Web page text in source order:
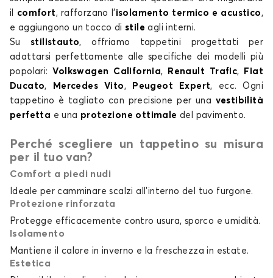
il comfort, rafforzano l’ isolamento termico e acustico,
e aggiungono un tocco di stile agli interni.
Sustilistauto, offriamo tappetini progettati per
adattarsi perfettamente alle specifiche dei modelli più
popolari:Volkswagen California, Renault Trafic,
Fiat
Ducato, Mercedes Vito, Peugeot Expert, ecc. Ogni
tappetino è tagliato con precisione per una vestibilità
perfetta e una protezione ottimale del pavimento.
Perché scegliere un tappetino su misura
per il tuo van?
Comfort a piedi nudi
Ideale per camminare scalzi all'interno del tuo furgone.
Protezione rinforzata
Protegge efficacemente contro usura, sporco e umidità.
Isolamento
Mantiene il calore in inverno e la freschezza in estate.
Estetica